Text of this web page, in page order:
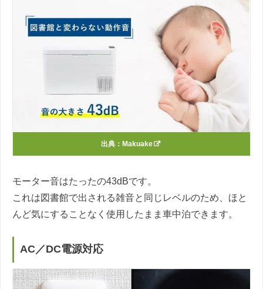
出典： Makuake
モーター音はたったの43dBです。
これは図書館で出される雑音と同じレベルのため、ほと
んど気にすることなく使用したまま車中泊できます。
AC／DC電源対応